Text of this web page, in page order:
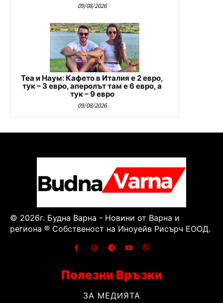
09/08/2026
Теа и Наум: Кафето в Италия е 2 евро,
тук – 3 евро, аперолът там е 6 евро, а
тук – 9 евро
09/08/2026
© 2026г. Будна Варна - Новини от Варна и
региона ® Собственост на Иноуейв Рисърч ЕООД.
Полезни Връзки
ЗА МЕДИЯТА